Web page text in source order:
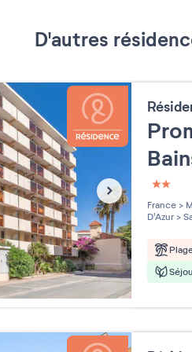
D'autres
2
France >
D'Azur >